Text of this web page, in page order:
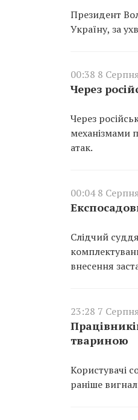
Президент
Україну, за
00:38 8
Через
Через
механізмами
атак.
00:04 8
Слідчий
внесення
23:28 7
твариною
Користувачі
раніше